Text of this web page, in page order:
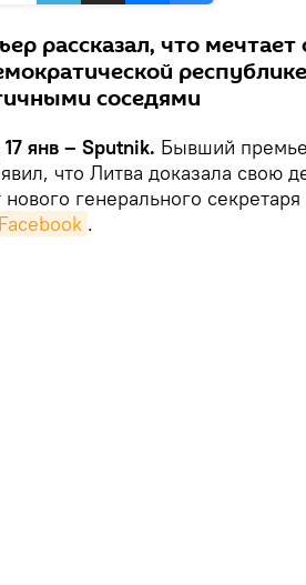
рассказал, что
соседями
янв – Sputnik. Бывший
что Литва доказала свою
нового генерального
Facebook .